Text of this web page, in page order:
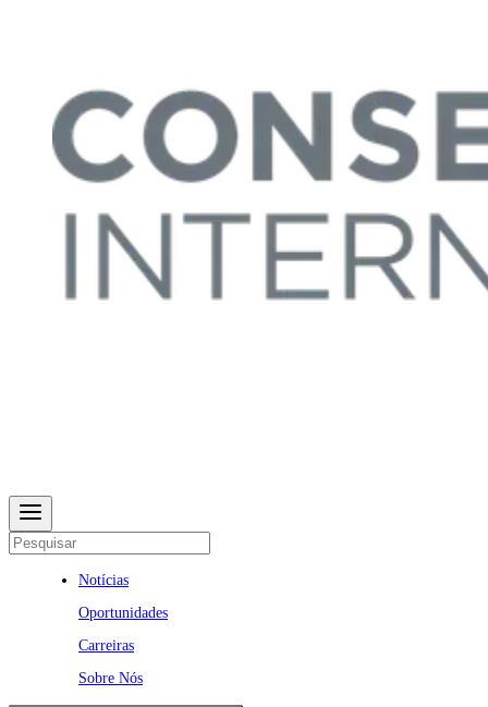
Notícias
Oportunidades
Carreiras
Sobre Nós